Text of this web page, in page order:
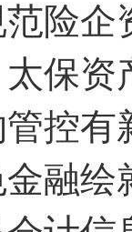
险企
保资
控有
融绘